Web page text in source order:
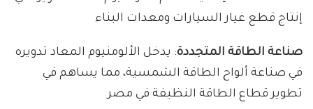
إنتاج قطع غيار السيارات ومعدات البناء
صناعة الطاقة المتجددة: يدخل الألومنيوم المعاد تدويره
في صناعة ألواح الطاقة الشمسية، مما يساهم في
تطوير قطاع الطاقة النظيفة في مصر